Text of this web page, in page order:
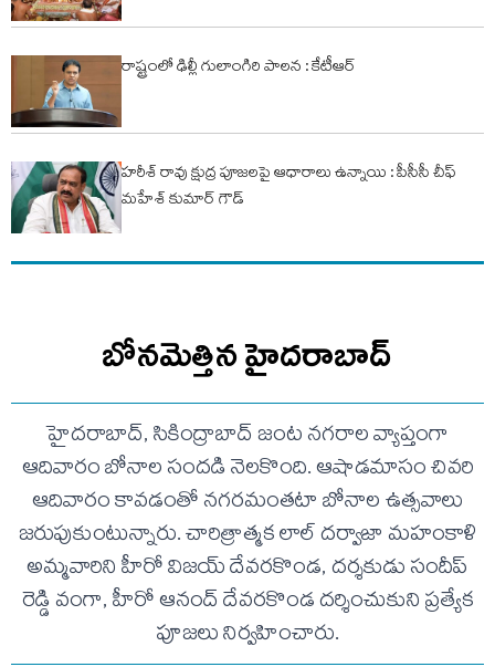
రాష్ట్రంలో ఢిల్లీ గులాంగిరి పాలన : కేటీఆర్
హరీశ్ రావు క్షుద్ర పూజలపై ఆధారాలు ఉన్నాయి : పీసీసీ చీఫ్
మహేశ్ కుమార్ గౌడ్
బోనమెత్తిన హైదరాబాద్
హైదరాబాద్, సికింద్రాబాద్ జంట నగరాల వ్యాప్తంగా
ఆదివారం బోనాల సందడి నెలకొంది. ఆషాడమాసం చివరి
ఆదివారం కావడంతో నగరమంతటా బోనాల ఉత్సవాలు
జరుపుకుంటున్నారు. చారిత్రాత్మక లాల్ దర్వాజా మహంకాళి
అమ్మవారిని హీరో విజయ్ దేవరకొండ, దర్శకుడు సందీప్
రెడ్డి వంగా, హీరో ఆనంద్ దేవరకొండ దర్శించుకుని ప్రత్యేక
పూజలు నిర్వహించారు.